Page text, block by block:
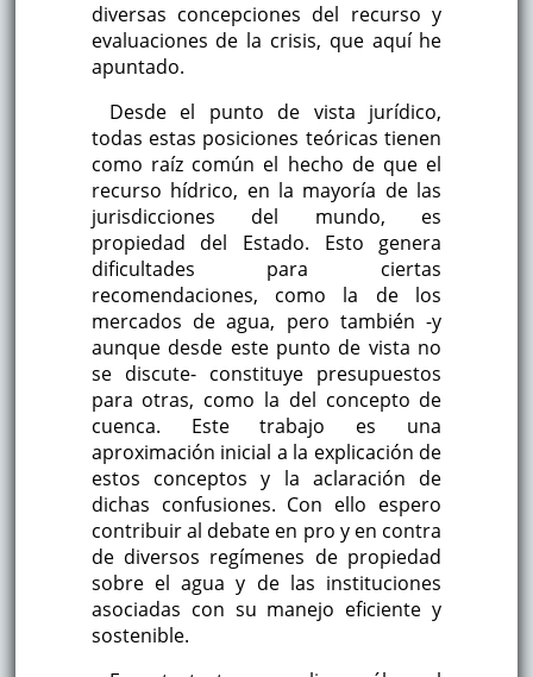
diversas concepciones del recurso y
evaluaciones de la crisis, que aquí he
apuntado.
Desde el punto de vista jurídico,
todas estas posiciones teóricas tienen
como raíz común el hecho de que el
recurso hídrico, en la mayoría de las
jurisdicciones del mundo, es
propiedad del Estado. Esto genera
dificultades para ciertas
recomendaciones, como la de los
mercados de agua, pero también -y
aunque desde este punto de vista no
se discute- constituye presupuestos
para otras, como la del concepto de
cuenca. Este trabajo es una
aproximación inicial a la explicación de
estos conceptos y la aclaración de
dichas confusiones. Con ello espero
contribuir al debate en pro y en contra
de diversos regímenes de propiedad
sobre el agua y de las instituciones
asociadas con su manejo eficiente y
sostenible.